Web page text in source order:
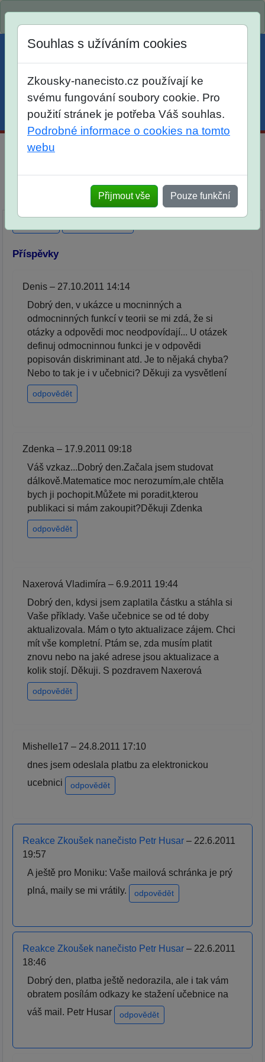
Menu Účet Košík
Ohlasy
Souhlas s užíváním cookies
Zkousky-nanecisto.cz používají ke
svému fungování soubory cookie. Pro
použití stránek je potřeba Váš souhlas.
Podrobné informace o cookies na tomto
webu
Přijmout vše Pouze funkční
Příspěvky
Denis – 27.10.2011 14:14
Dobrý den, v ukázce u mocninných a
odmocninných funkcí v teorii se mi zdá, že si
otázky a odpovědi moc neodpovídají... U otázek
definuj odmocninnou funkci je v odpovědi
popisován diskriminant atd. Je to nějaká chyba?
Nebo to tak je i v učebnici? Děkuji za vysvětlení
odpovědět
Zdenka – 17.9.2011 09:18
Váš vzkaz...Dobrý den.Začala jsem studovat
dálkově.Matematice moc nerozumím,ale chtěla
bych ji pochopit.Můžete mi poradit,kterou
publikaci si mám zakoupit?Děkuji Zdenka
odpovědět
Naxerová Vladimíra – 6.9.2011 19:44
Dobrý den, kdysi jsem zaplatila částku a stáhla si
Vaše příklady. Vaše učebnice se od té doby
aktualizovala. Mám o tyto aktualizace zájem. Chci
mít vše kompletní. Ptám se, zda musím platit
znovu nebo na jaké adrese jsou aktualizace a
kolik stojí. Děkuji. S pozdravem Naxerová
odpovědět
Mishelle17 – 24.8.2011 17:10
dnes jsem odeslala platbu za elektronickou
ucebnici
odpovědět
Reakce Zkoušek nanečisto Petr Husar – 22.6.2011
19:57
A ještě pro Moniku: Vaše mailová schránka je prý
plná, maily se mi vrátily.
odpovědět
Reakce Zkoušek nanečisto Petr Husar – 22.6.2011
18:46
Dobrý den, platba ještě nedorazila, ale i tak vám
obratem posílám odkazy ke stažení učebnice na
váš mail. Petr Husar
odpovědět